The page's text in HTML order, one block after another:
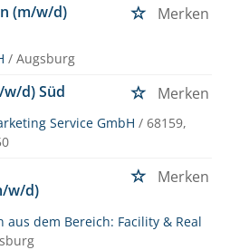
(m/w/d) Merken
/ Augsburg
w/d) Süd Merken
Service GmbH / 68159,
w/d)
Merken
aus dem Bereich: Facility & Real